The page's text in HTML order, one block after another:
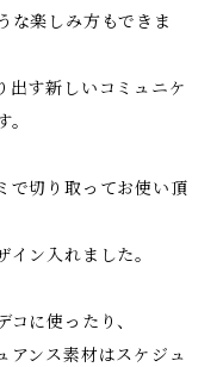
な楽しみ方もできま
出す新しいコミュニケ
で切り取ってお使い頂
ン入れました。
に使ったり、
アンス素材はスケジュ